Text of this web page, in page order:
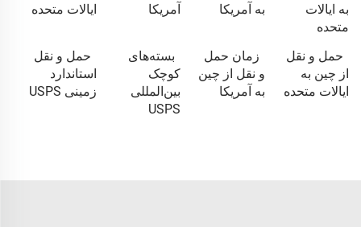
به ایالات
متحده
به آمریکا
آمریکا
ایالات متحده
حمل و نقل
از چین به
ایالات متحده
زمان حمل
و نقل از چین
به آمریکا
بسته‌های
کوچک
بین‌المللی
USPS
حمل و نقل
استاندارد
زمینی USPS